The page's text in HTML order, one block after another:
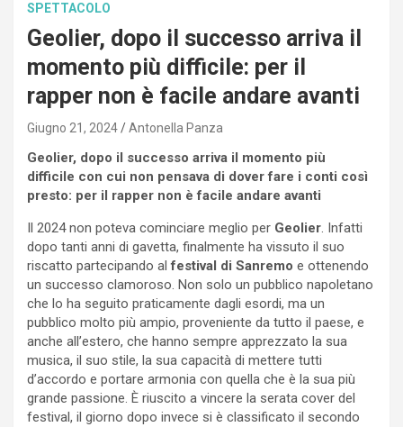
SPETTACOLO
Geolier, dopo il successo arriva il
momento più difficile: per il
rapper non è facile andare avanti
Giugno 21, 2024 Antonella Panza
Geolier, dopo il successo arriva il momento più
difficile con cui non pensava di dover fare i conti così
presto: per il rapper non è facile andare avanti
Il 2024 non poteva cominciare meglio per Geolier. Infatti
dopo tanti anni di gavetta, finalmente ha vissuto il suo
riscatto partecipando alfestival di Sanremo e ottenendo
un successo clamoroso. Non solo un pubblico napoletano
che lo ha seguito praticamente dagli esordi, ma un
pubblico molto più ampio, proveniente da tutto il paese, e
anche all’estero, che hanno sempre apprezzato la sua
musica, il suo stile, la sua capacità di mettere tutti
d’accordo e portare armonia con quella che è la sua più
grande passione. È riuscito a vincere la serata cover del
festival, il giorno dopo invece si è classificato il secondo